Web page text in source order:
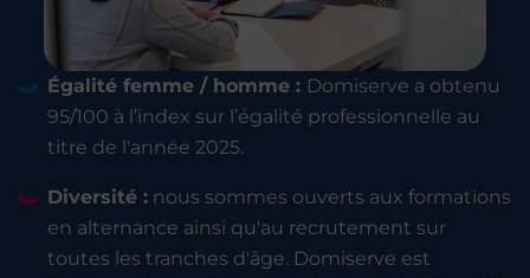
Égalité femme / homme : Domiserve a obtenu
95/100 à l’index sur l’égalité professionnelle au
titre de l'année 2025.
Diversité : nous sommes ouverts aux formations
en alternance ainsi qu'au recrutement sur
toutes les tranches d'âge. Domiserve est